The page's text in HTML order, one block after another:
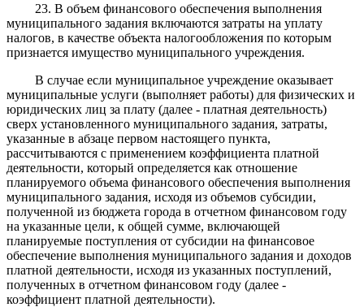
23. В объем финансового обеспечения выполнения
муниципального задания включаются затраты на уплату
налогов, в качестве объекта налогообложения по которым
признается имущество муниципального учреждения.
В случае если муниципальное учреждение оказывает
муниципальные услуги (выполняет работы) для физических и
юридических лиц за плату (далее - платная деятельность)
сверх установленного муниципального задания, затраты,
указанные в абзаце первом настоящего пункта,
рассчитываются с применением коэффициента платной
деятельности, который определяется как отношение
планируемого объема финансового обеспечения выполнения
муниципального задания, исходя из объемов субсидии,
полученной из бюджета города в отчетном финансовом году
на указанные цели, к общей сумме, включающей
планируемые поступления от субсидии на финансовое
обеспечение выполнения муниципального задания и доходов
платной деятельности, исходя из указанных поступлений,
полученных в отчетном финансовом году (далее -
коэффициент платной деятельности).